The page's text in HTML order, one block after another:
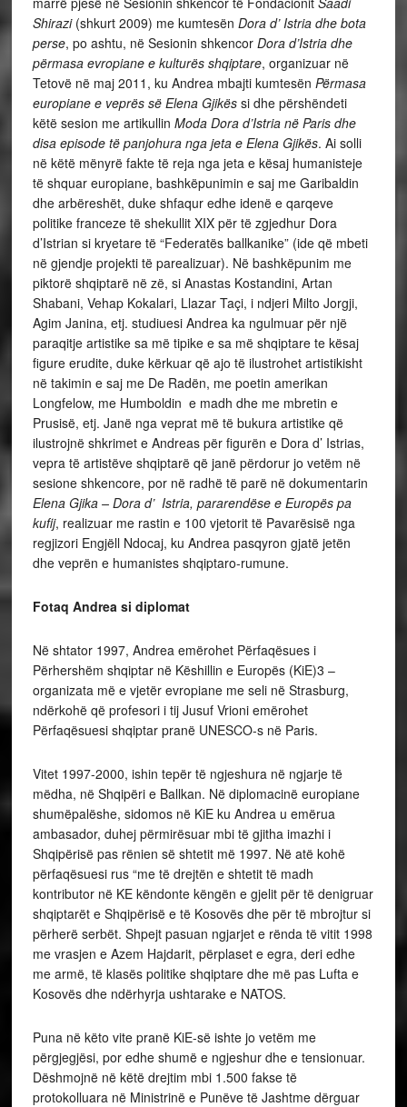
Shirazi(shkurt 2009) me kumtesën Dora d’ Istria dhe bota
perse, po ashtu, në Sesionin shkencor Dora d’Istria dhe
përmasa evropiane e kulturës shqiptare, organizuar në
Tetovë në maj 2011, ku Andrea mbajti kumtesën Përmasa
europiane e veprës së Elena Gjikëssi dhe përshëndeti
këtë sesion me artikullin Moda Dora d’Istria në Paris dhe
disa episode të panjohura nga jeta e Elena Gjikës. Ai solli
në këtë mënyrë fakte të reja nga jeta e kësaj humanisteje
të shquar europiane, bashkëpunimin e saj me Garibaldin
dhe arbëreshët, duke shfaqur edhe idenë e qarqeve
politike franceze të shekullit XIX për të zgjedhur Dora
d’Istrian si kryetare të “Federatës ballkanike” (ide që mbeti
në gjendje projekti të parealizuar). Në bashkëpunim me
piktorë shqiptarë në zë, si Anastas Kostandini, Artan
Shabani, Vehap Kokalari, Llazar Taçi, i ndjeri Milto Jorgji,
Agim Janina, etj. studiuesi Andrea ka ngulmuar për një
paraqitje artistike sa më tipike e sa më shqiptare te kësaj
figure erudite, duke kërkuar që ajo të ilustrohet artistikisht
në takimin e saj me De Radën, me poetin amerikan
Longfelow, me Humboldin e madh dhe me mbretin e
Prusisë, etj. Janë nga veprat më të bukura artistike që
ilustrojnë shkrimet e Andreas për figurën e Dora d’ Istrias,
vepra të artistëve shqiptarë që janë përdorur jo vetëm në
sesione shkencore, por në radhë të parë në dokumentarin
Elena Gjika – Dora d’ Istria, pararendëse e Europës pa
kufij, realizuar me rastin e 100 vjetorit të Pavarësisë nga
regjizori Engjëll Ndocaj, ku Andrea pasqyron gjatë jetën
dhe veprën e humanistes shqiptaro-rumune.
Fotaq Andrea si diplomat
Në shtator 1997, Andrea emërohet Përfaqësues i
Përhershëm shqiptar në Këshillin e Europës (KiE)3 –
organizata më e vjetër evropiane me seli në Strasburg,
ndërkohë që profesori i tij Jusuf Vrioni emërohet
Përfaqësuesi shqiptar pranë UNESCO-s në Paris.
Vitet 1997-2000, ishin tepër të ngjeshura në ngjarje të
mëdha, në Shqipëri e Ballkan. Në diplomacinë europiane
shumëpalëshe, sidomos në KiE ku Andrea u emërua
ambasador, duhej përmirësuar mbi të gjitha imazhi i
Shqipërisë pas rënien së shtetit më 1997. Në atë kohë
përfaqësuesi rus “me të drejtën e shtetit të madh
kontributor në KE këndonte këngën e gjelit për të denigruar
shqiptarët e Shqipërisë e të Kosovës dhe për të mbrojtur si
përherë serbët. Shpejt pasuan ngjarjet e rënda të vitit 1998
me vrasjen e Azem Hajdarit, përplaset e egra, deri edhe
me armë, të klasës politike shqiptare dhe më pas Lufta e
Kosovës dhe ndërhyrja ushtarake e NATOS.
Puna në këto vite pranë KiE-së ishte jo vetëm me
përgjegjësi, por edhe shumë e ngjeshur dhe e tensionuar.
Dëshmojnë në këtë drejtim mbi 1.500 fakse të
protokolluara në Ministrinë e Punëve të Jashtme dërguar